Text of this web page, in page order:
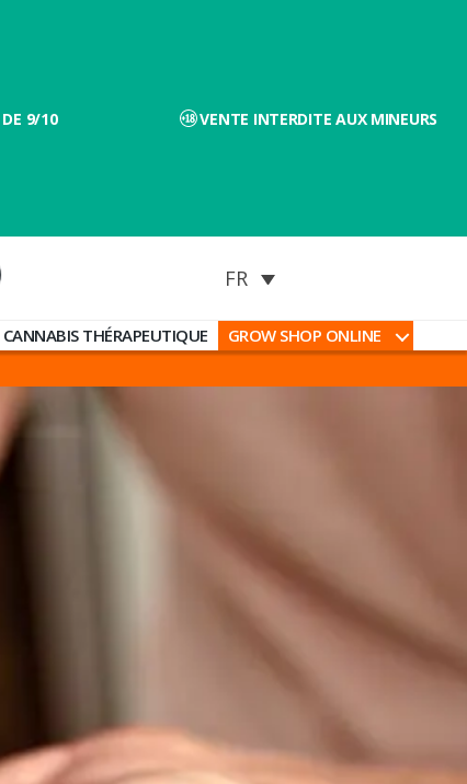
9/10 VENTE INTERDITE AUX MINEURS
CANNABIS THÉRAPEUTIQUE GROW SHOP ONLINE